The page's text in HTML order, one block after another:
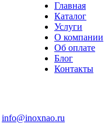
Главная
Каталог
Услуги
О компании
Об оплате
Блог
Контакты
info@inoxnao.ru